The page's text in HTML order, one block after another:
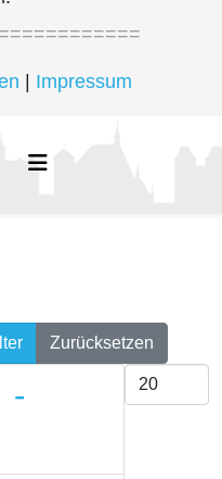
Zurücksetzen
Anzeige #
-
Impressum